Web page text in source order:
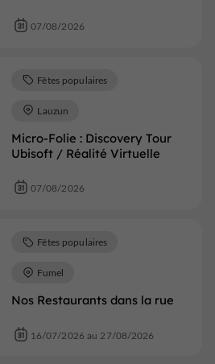
07/08/2026
Micro-Folie : Discovery Tour
Ubisoft / Réalité Virtuelle
Fêtes populaires
Lauzun
07/08/2026
Nos Restaurants dans la rue
Fêtes populaires
Fumel
16/07/2026 au 27/08/2026